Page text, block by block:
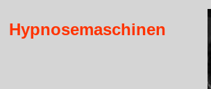
Hypnosemaschinen